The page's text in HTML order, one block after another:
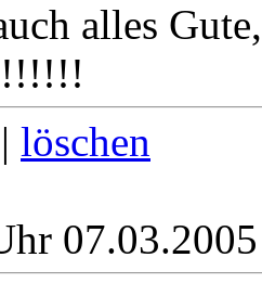
alles
| löschen